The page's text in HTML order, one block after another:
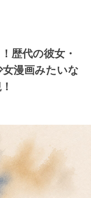
歴代の彼女・
漫画みたいな